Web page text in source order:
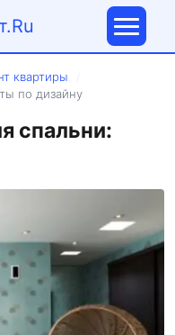
квартиры
по дизайну
спальни: